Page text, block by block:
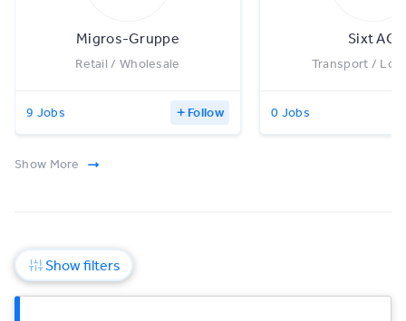
Migros-Gruppe
Retail / Wholesale
9 Jobs Follow
Sixt AG
Transport /
0 Jobs
Show More
Show filters